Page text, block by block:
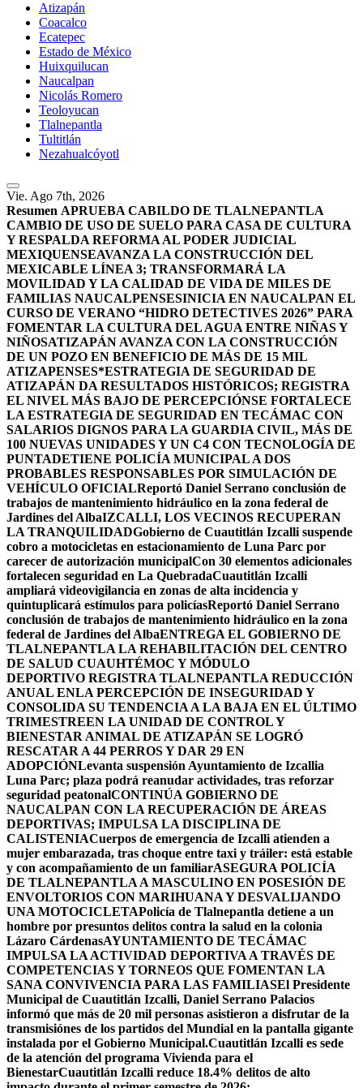
Atizapán
Coacalco
Ecatepec
Estado de México
Huixquilucan
Naucalpan
Nicolás Romero
Teoloyucan
Tlalnepantla
Tultitlán
Nezahualcóyotl
Vie. Ago 7th, 2026
Resumen APRUEBA CABILDO DE TLALNEPANTLA
CAMBIO DE USO DE SUELO PARA CASA DE CULTURA
Y RESPALDA REFORMA AL PODER JUDICIAL
MEXIQUENSEAVANZA LA CONSTRUCCIÓN DEL
MEXICABLE LÍNEA 3; TRANSFORMARÁ LA
MOVILIDAD Y LA CALIDAD DE VIDA DE MILES DE
FAMILIAS NAUCALPENSESINICIA EN NAUCALPAN EL
CURSO DE VERANO “HIDRO DETECTIVES 2026” PARA
FOMENTAR LA CULTURA DEL AGUA ENTRE NIÑAS Y
NIÑOSATIZAPÁN AVANZA CON LA CONSTRUCCIÓN
DE UN POZO EN BENEFICIO DE MÁS DE 15 MIL
ATIZAPENSES*ESTRATEGIA DE SEGURIDAD DE
ATIZAPÁN DA RESULTADOS HISTÓRICOS; REGISTRA
EL NIVEL MÁS BAJO DE PERCEPCIÓNSE FORTALECE
LA ESTRATEGIA DE SEGURIDAD EN TECÁMAC CON
SALARIOS DIGNOS PARA LA GUARDIA CIVIL, MÁS DE
100 NUEVAS UNIDADES Y UN C4 CON TECNOLOGÍA DE
PUNTADETIENE POLICÍA MUNICIPAL A DOS
PROBABLES RESPONSABLES POR SIMULACIÓN DE
VEHÍCULO OFICIALReportó Daniel Serrano conclusión de
trabajos de mantenimiento hidráulico en la zona federal de
Jardines del AlbaIZCALLI, LOS VECINOS RECUPERAN
LA TRANQUILIDADGobierno de Cuautitlán Izcalli suspende
cobro a motocicletas en estacionamiento de Luna Parc por
carecer de autorización municipalCon 30 elementos adicionales
fortalecen seguridad en La QuebradaCuautitlán Izcalli
ampliará videovigilancia en zonas de alta incidencia y
quintuplicará estímulos para policíasReportó Daniel Serrano
conclusión de trabajos de mantenimiento hidráulico en la zona
federal de Jardines del AlbaENTREGA EL GOBIERNO DE
TLALNEPANTLA LA REHABILITACIÓN DEL CENTRO
DE SALUD CUAUHTÉMOC Y MÓDULO
DEPORTIVO REGISTRA TLALNEPANTLA REDUCCIÓN
ANUAL ENLA PERCEPCIÓN DE INSEGURIDAD Y
CONSOLIDA SU TENDENCIA A LA BAJA EN EL ÚLTIMO
TRIMESTREEN LA UNIDAD DE CONTROL Y
BIENESTAR ANIMAL DE ATIZAPÁN SE LOGRÓ
RESCATAR A 44 PERROS Y DAR 29 EN
ADOPCIÓNLevanta suspensión Ayuntamiento de Izcallia
Luna Parc; plaza podrá reanudar actividades, tras reforzar
seguridad peatonalCONTINÚA GOBIERNO DE
NAUCALPAN CON LA RECUPERACIÓN DE ÁREAS
DEPORTIVAS; IMPULSA LA DISCIPLINA DE
CALISTENIACuerpos de emergencia de Izcalli atienden a
mujer embarazada, tras choque entre taxi y tráiler: está estable
y con acompañamiento de un familiarASEGURA POLICÍA
DE TLALNEPANTLA A MASCULINO EN POSESIÓN DE
ENVOLTORIOS CON MARIHUANA Y DESVALIJANDO
UNA MOTOCICLETAPolicía de Tlalnepantla detiene a un
hombre por presuntos delitos contra la salud en la colonia
Lázaro CárdenasAYUNTAMIENTO DE TECÁMAC
IMPULSA LA ACTIVIDAD DEPORTIVA A TRAVÉS DE
COMPETENCIAS Y TORNEOS QUE FOMENTAN LA
SANA CONVIVENCIA PARA LAS FAMILIASEl Presidente
Municipal de Cuautitlán Izcalli, Daniel Serrano Palacios
informó que más de 20 mil personas asistieron a disfrutar de la
transmisiónes de los partidos del Mundial en la pantalla gigante
instalada por el Gobierno Municipal.Cuautitlán Izcalli es sede
de la atención del programa Vivienda para el
BienestarCuautitlán Izcalli reduce 18.4% delitos de alto